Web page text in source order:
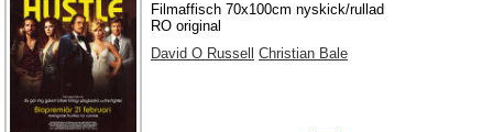
Filmaffisch 70x100cm nyskick/rullad
RO original
David O Russell
Christian Bale